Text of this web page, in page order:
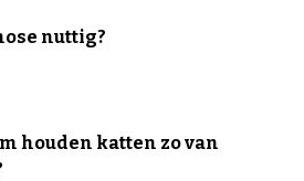
nuttig?
houden katten zo van